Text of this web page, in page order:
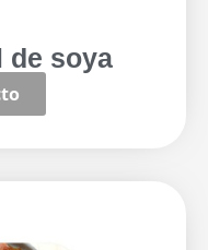
de soya